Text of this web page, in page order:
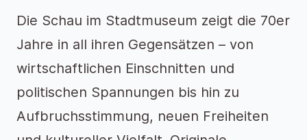
Die Schau im Stadtmuseum zeigt die 70er
Jahre in all ihren Gegensätzen – von
wirtschaftlichen Einschnitten und
politischen Spannungen bis hin zu
Aufbruchsstimmung, neuen Freiheiten